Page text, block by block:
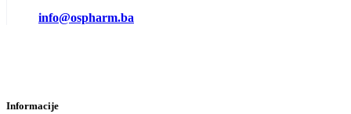
info@ospharm.ba
Informacije